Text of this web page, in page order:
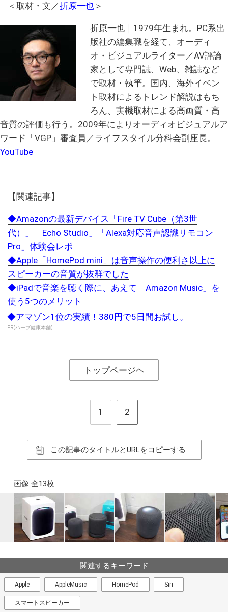
＜取材・文／折原一也 ＞
折原一也｜1979年生まれ。PC系出
版社の編集職を経て、オーディ
オ・ビジュアルライター／AV評論
家として専門誌、Web、雑誌など
で取材・執筆。国内、海外イベン
ト取材によるトレンド解説はもち
ろん、実機取材による高画質・高
音質の評価も行う。2009年によりオーディオビジュアルア
ワード「VGP」審査員／ライフスタイル分科会副座長。
YouTube
【関連記事】
◆Amazonの最新デバイス「Fire TV Cube（第3世
代）」「Echo Studio」「Alexa対応音声認識リモコン
Pro」体験会レポ
◆Apple「HomePod mini」は音声操作の便利さ以上に
スピーカーの音質が抜群でした
◆iPadで音楽を聴く際に、あえて「Amazon Music」を
使う5つのメリット
◆アマゾン1位の実績！380円で5日間お試し。
PR(ハーブ健康本舗)
トップページヘ
1 2
この記事のタイトルとURLをコピーする
画像 全13枚
関連するキーワード
Apple AppleMusic HomePod Siri
スマートスピーカー